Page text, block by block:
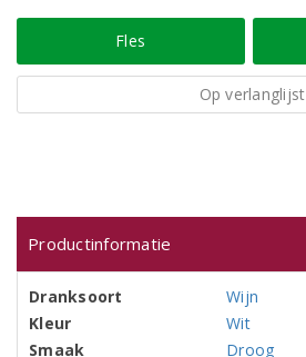
Fles
Op verlanglijst
Productinformatie
Dranksoort
Wijn
Kleur
Wit
Smaak
Droog